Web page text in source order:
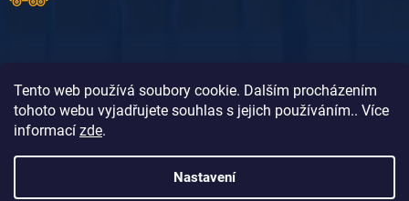
Tento web používá soubory cookie. Dalším procházením
tohoto webu vyjadřujete souhlas s jejich používáním.. Více
informací zde.
Nastavení
Doprava platba dobírkou od 119 Kč